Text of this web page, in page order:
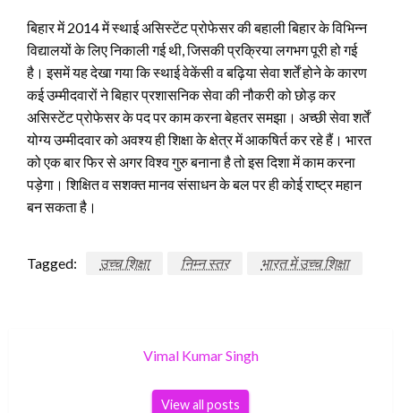
बिहार में 2014 में स्थाई असिस्टेंट प्रोफेसर की बहाली बिहार के विभिन्न
विद्यालयों के लिए निकाली गई थी, जिसकी प्रक्रिया लगभग पूरी हो गई
है। इसमें यह देखा गया कि स्थाई वेकेंसी व बढ़िया सेवा शर्तें होने के कारण
कई उम्मीदवारों ने बिहार प्रशासनिक सेवा की नौकरी को छोड़ कर
असिस्टेंट प्रोफेसर के पद पर काम करना बेहतर समझा। अच्छी सेवा शर्तें
योग्य उम्मीदवार को अवश्य ही शिक्षा के क्षेत्र में आकषिर्त कर रहे हैं। भारत
को एक बार फिर से अगर विश्व गुरु बनाना है तो इस दिशा में काम करना
पड़ेगा। शिक्षित व सशक्त मानव संसाधन के बल पर ही कोई राष्ट्र महान
बन सकता है।
Tagged: उच्च शिक्षा निम्न स्तर भारत में उच्च शिक्षा
Vimal Kumar Singh
View all posts